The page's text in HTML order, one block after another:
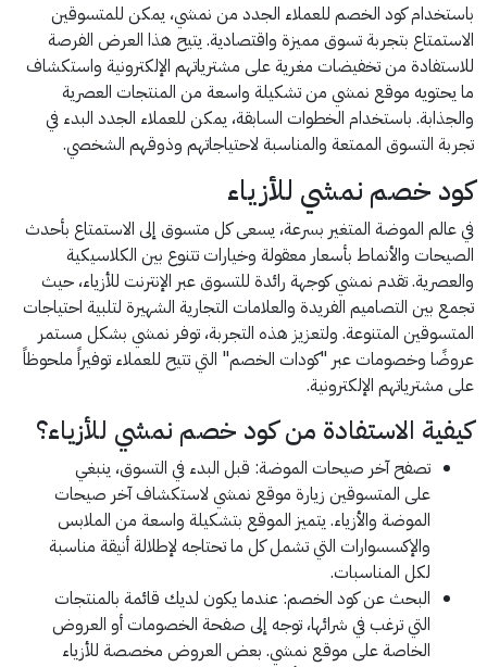
باستخدام كود الخصم للعملاء الجدد من نمشي، يمكن للمتسوقين
الاستمتاع بتجربة تسوق مميزة واقتصادية. يتيح هذا العرض الفرصة
للاستفادة من تخفيضات مغرية على مشترياتهم الإلكترونية واستكشاف
ما يحتويه موقع نمشي من تشكيلة واسعة من المنتجات العصرية
والجذابة. باستخدام الخطوات السابقة، يمكن للعملاء الجدد البدء في
تجربة التسوق الممتعة والمناسبة لاحتياجاتهم وذوقهم الشخصي.
كود خصم نمشي للأزياء
في عالم الموضة المتغير بسرعة، يسعى كل متسوق إلى الاستمتاع بأحدث
الصيحات والأنماط بأسعار معقولة وخيارات تتنوع بين الكلاسيكية
والعصرية. تقدم نمشي كوجهة رائدة للتسوق عبر الإنترنت للأزياء، حيث
تجمع بين التصاميم الفريدة والعلامات التجارية الشهيرة لتلبية احتياجات
المتسوقين المتنوعة. ولتعزيز هذه التجربة، توفر نمشي بشكل مستمر
عروضًا وخصومات عبر "كودات الخصم" التي تتيح للعملاء توفيراً ملحوظاً
على مشترياتهم الإلكترونية.
كيفية الاستفادة من كود خصم نمشي للأزياء؟
تصفح آخر صيحات الموضة: قبل البدء في التسوق، ينبغي
على المتسوقين زيارة موقع نمشي لاستكشاف آخر صيحات
الموضة والأزياء. يتميز الموقع بتشكيلة واسعة من الملابس
والإكسسوارات التي تشمل كل ما تحتاجه لإطلالة أنيقة مناسبة
لكل المناسبات.
البحث عن كود الخصم: عندما يكون لديك قائمة بالمنتجات
التي ترغب في شرائها، توجه إلى صفحة الخصومات أو العروض
الخاصة على موقع نمشي. بعض العروض مخصصة للأزياء